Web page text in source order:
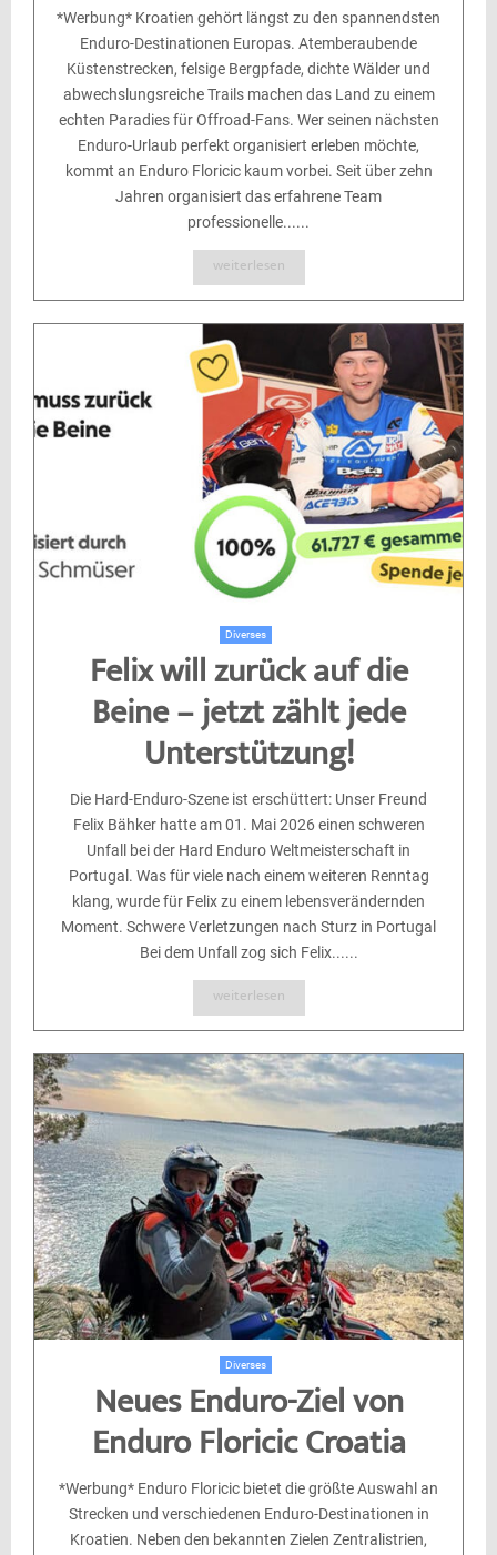
*Werbung* Kroatien gehört längst zu den spannendsten
Enduro-Destinationen Europas. Atemberaubende
Küstenstrecken, felsige Bergpfade, dichte Wälder und
abwechslungsreiche Trails machen das Land zu einem
echten Paradies für Offroad-Fans. Wer seinen nächsten
Enduro-Urlaub perfekt organisiert erleben möchte,
kommt an Enduro Floricic kaum vorbei. Seit über zehn
Jahren organisiert das erfahrene Team
professionelle......
weiterlesen
Diverses
Felix will zurück auf die
Beine – jetzt zählt jede
Unterstützung!
Die Hard-Enduro-Szene ist erschüttert: Unser Freund
Felix Bähker hatte am 01. Mai 2026 einen schweren
Unfall bei der Hard Enduro Weltmeisterschaft in
Portugal. Was für viele nach einem weiteren Renntag
klang, wurde für Felix zu einem lebensverändernden
Moment. Schwere Verletzungen nach Sturz in Portugal
Bei dem Unfall zog sich Felix......
weiterlesen
Diverses
Neues Enduro-Ziel von
Enduro Floricic Croatia
*Werbung* Enduro Floricic bietet die größte Auswahl an
Strecken und verschiedenen Enduro-Destinationen in
Kroatien. Neben den bekannten Zielen Zentralistrien,